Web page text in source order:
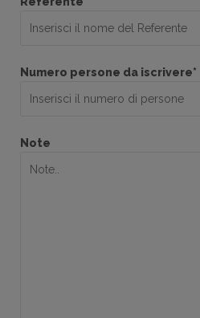
Numero persone da iscrivere*
Note